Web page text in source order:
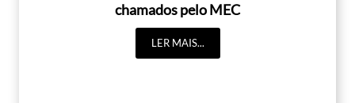
chamados pelo MEC
LER MAIS...